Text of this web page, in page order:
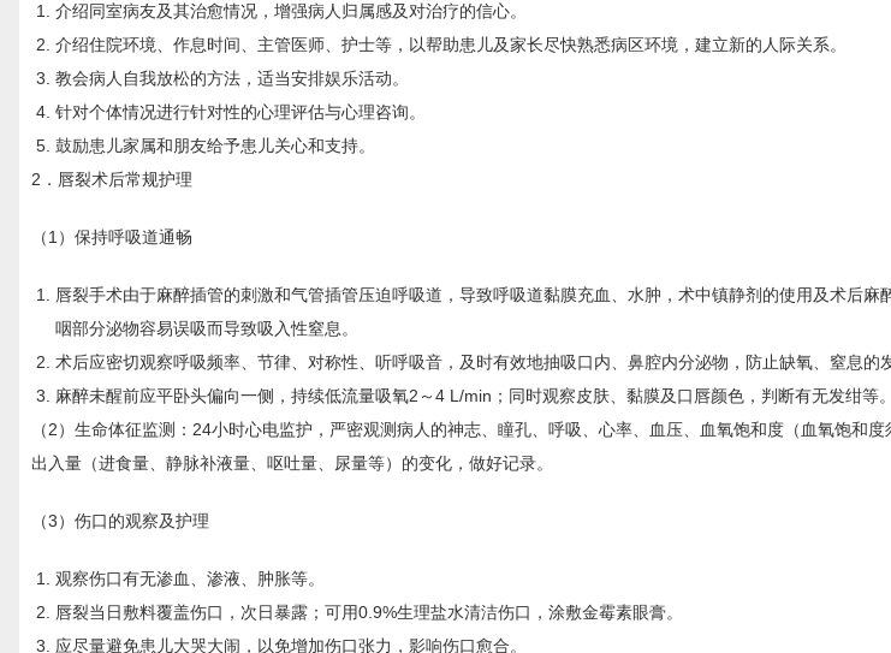
介绍同室病友及其治愈情况，增强病人归属感及对治疗的信心。
介绍住院环境、作息时间、主管医师、护士等，以帮助患儿及家长尽快熟悉病区环境，建立新的人际关系。
教会病人自我放松的方法，适当安排娱乐活动。
针对个体情况进行针对性的心理评估与心理咨询。
鼓励患儿家属和朋友给予患儿关心和支持。
2．唇裂术后常规护理
（1）保持呼吸道通畅
唇裂手术由于麻醉插管的刺激和气管插管压迫呼吸道，导致呼吸道黏膜充血、水肿，术中镇静剂的使用及术后麻
咽部分泌物容易误吸而导致吸入性窒息。
术后应密切观察呼吸频率、节律、对称性、听呼吸音，及时有效地抽吸口内、鼻腔内分泌物，防止缺氧、窒息的
麻醉未醒前应平卧头偏向一侧，持续低流量吸氧2～4 L/min；同时观察皮肤、黏膜及口唇颜色，判断有无发绀等。
（2）生命体征监测：24小时心电监护，严密观测病人的神志、瞳孔、呼吸、心率、血压、血氧饱和度（血氧饱和
出入量（进食量、静脉补液量、呕吐量、尿量等）的变化，做好记录。
（3）伤口的观察及护理
观察伤口有无渗血、渗液、肿胀等。
唇裂当日敷料覆盖伤口，次日暴露；可用0.9%生理盐水清洁伤口，涂敷金霉素眼膏。
应尽量避免患儿大哭大闹，以免增加伤口张力，影响伤口愈合。